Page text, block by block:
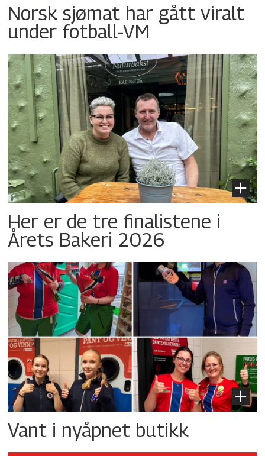
Norsk sjømat har gått viralt
under fotball-VM
Her er de tre finalistene i
Årets Bakeri 2026
Vant i nyåpnet butikk